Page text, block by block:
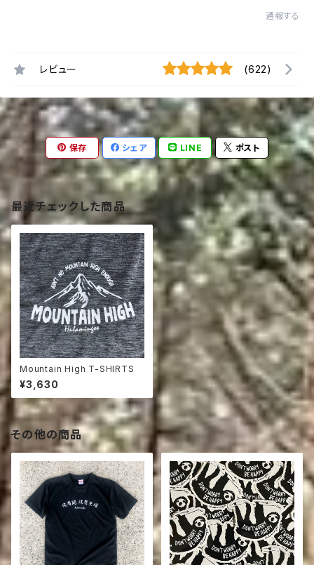
通報する
レビュー (622)
保存 シェア LINE ポスト
最近チェックした商品
Mountain High T-SHIRTS
¥3,630
その他の商品